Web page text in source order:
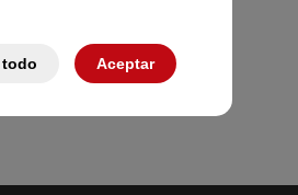
todo Aceptar